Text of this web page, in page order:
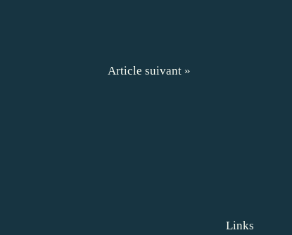
Article suivant »
Links